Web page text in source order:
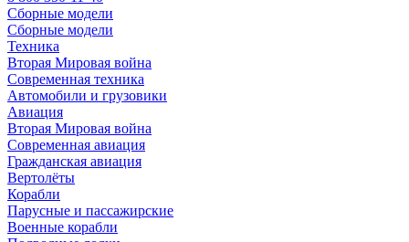
Сборные модели
Сборные модели
Техника
Вторая Мировая война
Современная техника
Автомобили и грузовики
Авиация
Вторая Мировая война
Современная авиация
Гражданская авиация
Вертолёты
Корабли
Парусные и пассажирские
Военные корабли